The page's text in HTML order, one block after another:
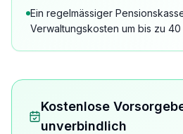
Ein regelmässiger
Verwaltungskosten um bis zu
Kostenlose
unverbindlich